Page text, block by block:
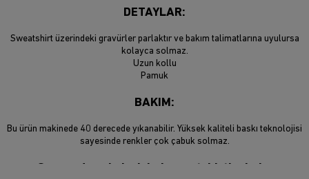
DETAYLAR:
Sweatshirt üzerindeki gravürler parlaktır ve bakım talimatlarına uyulursa
kolayca solmaz.
Uzun kollu
Pamuk
BAKIM:
Bu ürün makinede 40 derecede yıkanabilir. Yüksek kaliteli baskı teknolojisi
sayesinde renkler çok çabuk solmaz.
Son moda sokak giyimi sweatshirtlerimiz,